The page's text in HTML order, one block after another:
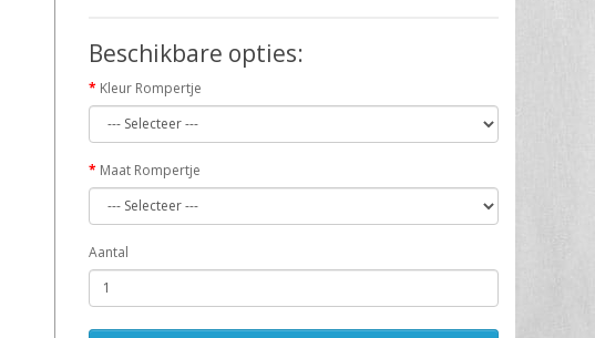
Beschikbare opties:
Kleur Rompertje
Maat Rompertje
Aantal